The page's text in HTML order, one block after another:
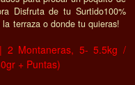
Disfruta de tu Surtido100%
terraza o donde tu quieras!
2 Montaneras, 5- 5.5kg /
+ Puntas)